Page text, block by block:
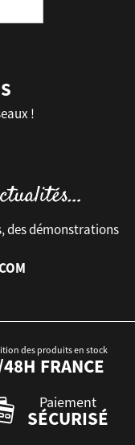
!
des démonstrations
des produits en stock
FRANCE
Paiement
SÉCURISÉ